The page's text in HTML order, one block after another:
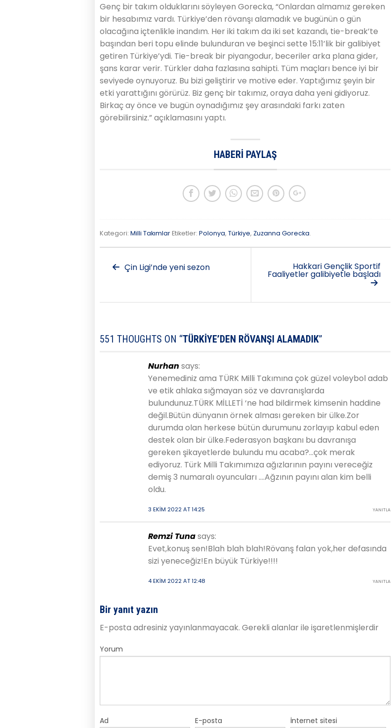
Genç bir takım olduklarını söyleyen Gorecka, “Onlardan almamız gereken
bir hesabımız vardı. Türkiye’den rövanşı alamadık ve bugünün o gün
olacağına içtenlikle inandım. Her iki takım da iki set kazandı, tie-break’te
başından beri topu elinde bulunduran ve beşinci sette 15:11’lik bir galibiyet
getiren Türkiye’ydi. Tie-break bir piyangodur, beceriler arka plana gider,
şans karar verir. Türkler daha fazlasına sahipti. Tüm maçları bence iyi bir
seviyede oynuyoruz. Bu bizi geliştirir ve motive eder. Yaptığımız şeyin bir
etki yarattığını görürüz. Biz genç bir takımız, oraya daha yeni gidiyoruz.
Birkaç ay önce ve bugün oynadığımız şey arasındaki farkı zaten
görebilirsiniz.” açıklamasını yaptı.
HABERI PAYLAŞ
Kategori: Milli TakımlarEtiketler: Polonya, Türkiye, Zuzanna Gorecka.
Çin Ligi’nde yeni sezon Hakkari Gençlik Sportif
Faaliyetler galibiyetle başladı
551 THOUGHTS ON “TÜRKIYE’DEN RÖVANŞI ALAMADIK”
Nurhan says:
Yenemediniz ama TÜRK Milli Takımına çok güzel voleybol adab
ve etik ahlaka sığmayan söz ve davranışlarda
bulundunuz.TÜRK MİLLETİ ‘ne had bildirmek kimsenin haddine
değil.Bütün dünyanın örnek alması gereken bir ülke.Zor
durumda olan herkese bütün durumunu zorlayıp kabul eden
destek olan bir ülke.Federasyon başkanı bu davranışa
gereken şikayetlerde bulundu mu acaba?…çok merak
ediyoruz. Türk Milli Takımımıza ağızlarının payını vereceğiz
demiş 3 numaralı oyuncuları ….Ağzının payını alan kim belli
oldu.
3 EKIM 2022 AT 14:25 YANITLA
Remzi Tunasays:
Evet,konuş sen!Blah blah blah!Rövanş falan yok,her defasında
sizi yeneceğiz!En büyük Türkiye!!!!
4 EKIM 2022 AT 12:48 YANITLA
Bir yanıt yazın
E-posta adresiniz yayınlanmayacak. Gerekli alanlar ile işaretlenmişlerdir
Yorum
Ad E-posta İnternet sitesi